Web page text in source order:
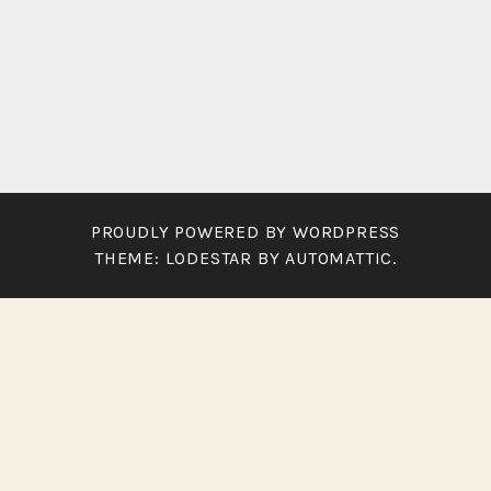
PROUDLY POWERED BY WORDPRESS
THEME: LODESTAR BYAUTOMATTIC.